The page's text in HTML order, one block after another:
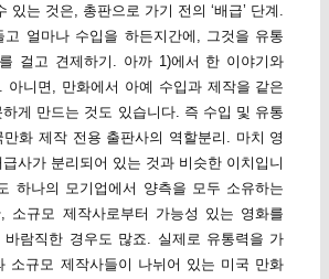
있는 것은, 총판으로 가기 전의 ‘배급’ 단계.
고 얼마나 수입을 하든지간에, 그것을 유통
걸고 견제하기. 아까 1)에서 한 이야기와
아니면, 만화에서 아예 수입과 제작을 같은
게 만드는 것도 있습니다. 즉 수입 및 유통
만화 제작 전용 출판사의 역할분리. 마치 영
사가 분리되어 있는 것과 비슷한 이치입니
하나의 모기업에서 양측을 모두 소유하는
소규모 제작사로부터 가능성 있는 영화를
바람직한 경우도 많죠. 실제로 유통력을 가
소규모 제작사들이 나뉘어 있는 미국 만화